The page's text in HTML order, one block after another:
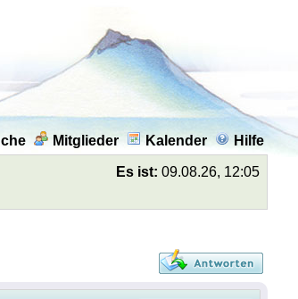
Mitglieder Kalender Hilfe
Es ist: 09.08.26, 12:05